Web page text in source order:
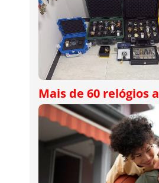
Mais de 60 relógios